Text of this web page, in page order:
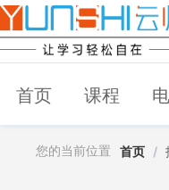
首页 课程
您的当前位置 首页 /